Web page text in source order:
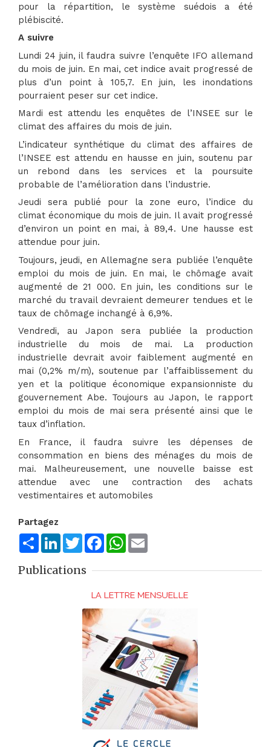
pour la répartition, le système suédois a été
plébiscité.
A suivre
Lundi 24 juin, il faudra suivre l’enquête IFO allemand
du mois de juin. En mai, cet indice avait progressé de
plus d’un point à 105,7. En juin, les inondations
pourraient peser sur cet indice.
Mardi est attendu les enquêtes de l’INSEE sur le
climat des affaires du mois de juin.
L’indicateur synthétique du climat des affaires de
l’INSEE est attendu en hausse en juin, soutenu par
un rebond dans les services et la poursuite
probable de l’amélioration dans l’industrie.
Jeudi sera publié pour la zone euro, l’indice du
climat économique du mois de juin. Il avait progressé
d’environ un point en mai, à 89,4. Une hausse est
attendue pour juin.
Toujours, jeudi, en Allemagne sera publiée l’enquête
emploi du mois de juin. En mai, le chômage avait
augmenté de 21 000. En juin, les conditions sur le
marché du travail devraient demeurer tendues et le
taux de chômage inchangé à 6,9%.
Vendredi, au Japon sera publiée la production
industrielle du mois de mai. La production
industrielle devrait avoir faiblement augmenté en
mai (0,2% m/m), soutenue par l’affaiblissement du
yen et la politique économique expansionniste du
gouvernement Abe. Toujours au Japon, le rapport
emploi du mois de mai sera présenté ainsi que le
taux d’inflation.
En France, il faudra suivre les dépenses de
consommation en biens des ménages du mois de
mai. Malheureusement, une nouvelle baisse est
attendue avec une contraction des achats
vestimentaires et automobiles
Partagez
ShareLinkedInTwitterFacebookWhatsApp
Publications